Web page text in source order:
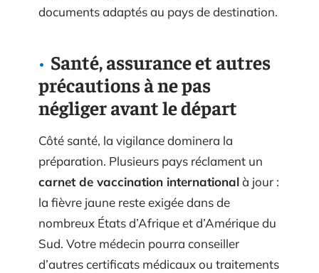
documents adaptés au pays de destination.
Santé, assurance et autres
précautions à ne pas
négliger avant le départ
Côté santé, la vigilance dominera la
préparation. Plusieurs pays réclament un
carnet de vaccination internationalà jour :
la fièvre jaune reste exigée dans de
nombreux États d’Afrique et d’Amérique du
Sud. Votre médecin pourra conseiller
d’autres certificats médicaux ou traitements